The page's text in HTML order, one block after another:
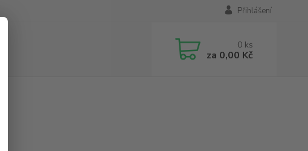
Přihlášení
0 ks
za 0,00 Kč